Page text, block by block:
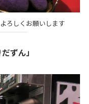
ろしくお願いします
ずん」